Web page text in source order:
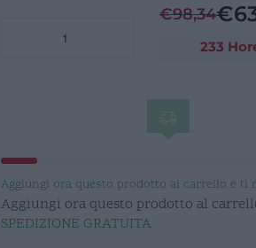
€98,34€
233
Aggiungi ora questo prodotto al carrello e ti
Aggiungi ora questo prodotto al
SPEDIZIONE GRATUITA